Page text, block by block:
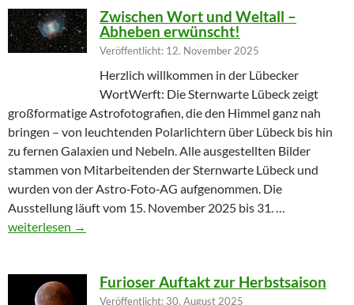
Zwischen Wort und Weltall –
Abheben erwünscht!
Veröffentlicht: 12. November 2025
Herzlich willkommen in der Lübecker
WortWerft: Die Sternwarte Lübeck zeigt
großformatige Astrofotografien, die den Himmel ganz nah
bringen – von leuchtenden Polarlichtern über Lübeck bis hin
zu fernen Galaxien und Nebeln. Alle ausgestellten Bilder
stammen von Mitarbeitenden der Sternwarte Lübeck und
wurden von der Astro‑Foto‑AG aufgenommen. Die
Ausstellung läuft vom 15. November 2025 bis 31. …
Zwischen Wort und Weltall – Abheben erwünscht!
weiterlesen →
Furioser Auftakt zur Herbstsaison
Veröffentlicht: 30. August 2025